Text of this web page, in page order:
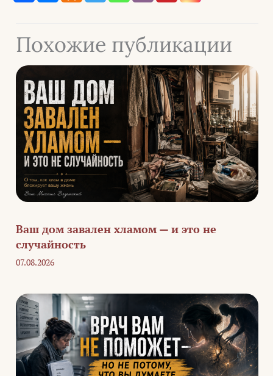
Похожие публикации
Ваш дом завален хламом — и это не
случайность
07.08.2026